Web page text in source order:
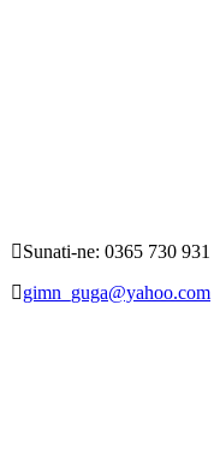
Sunati-ne: 0365 730 931
gimn_guga@yahoo.com